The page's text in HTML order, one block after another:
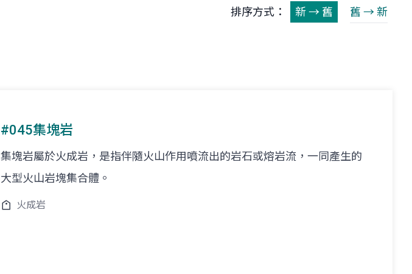
排序方式： 新 → 舊 舊 → 新
#045集塊岩
集塊岩屬於火成岩，是指伴隨火山作用噴流出的岩石或熔岩流，一同產生的
大型火山岩塊集合體。
火成岩